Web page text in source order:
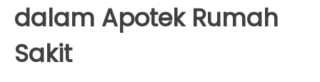
dalam Apotek Rumah
Sakit